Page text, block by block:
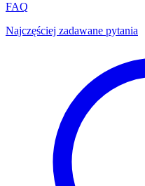
FAQ
Najczęściej zadawane pytania